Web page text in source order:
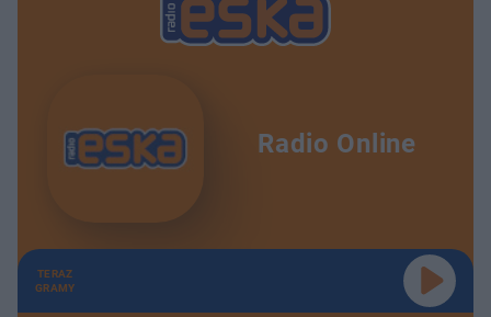
Radio Online
TERAZ
GRAMY